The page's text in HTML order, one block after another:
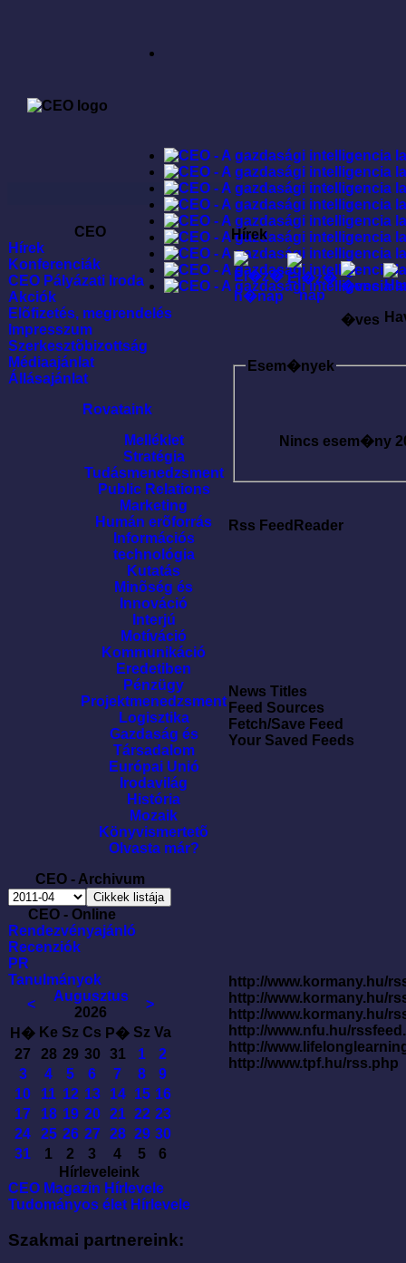
CEO
Hírek
Konferenciák
CEO Pályázati Iroda
Akciók
Elõfizetés, megrendelés
Impresszum
Szerkesztõbizottság
Médiaajánlat
Állásajánlat
Rovataink
Melléklet
Stratégia
Tudásmenedzsment
Public Relations
Marketing
Humán erõforrás
Információs
technológia
Kutatás
Minõség és
Innováció
Interjú
Motíváció
Kommunikáció
Eredetiben
Pénzügy
Projektmenedzsment
Logisztika
Gazdaság és
Társadalom
Európai Unió
Irodavilág
História
Mozaik
Könyvismertetõ
Olvasta már?
CEO - Archivum
CEO - Online
Rendezvényajánló
Recenziók
PR
Tanulmányok
<
Augusztus
2026
>
H� Ke Sz Cs P� Sz Va
27
28 29 30 31 1
2
3
4 5 6 7 8
9
10
11 12 13 14 15 16
17
18 19 20 21 22 23
24
25 26 27 28 29 30
31
1 2 3 4 5
6
Hírleveleink
CEO Magazin Hírlevele
Tudományos élet Hírlevele
Szakmai partnereink:
Hírek
�ves
Esem�nyek
Nincs esem�ny
Rss FeedReader
News Titles
Feed Sources
Fetch/Save Feed
Your Saved Feeds
http://www.kormany.hu/
http://www.kormany.hu/
http://www.kormany.hu/
http://www.nfu.hu/
http://
http://www.tpf.hu/rss.php